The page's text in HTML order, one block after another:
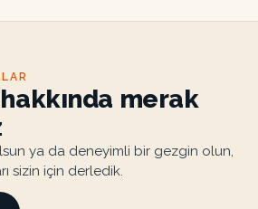
merak
ya da deneyimli bir gezgin olun,
sizin için derledik.